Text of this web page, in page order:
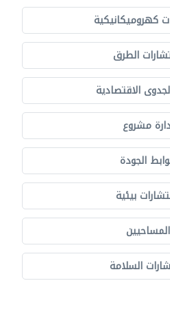
كهروميكانيكية
الطرق
الاقتصادية
مشروع
الجودة
بيئية
المساحيين
السلامة